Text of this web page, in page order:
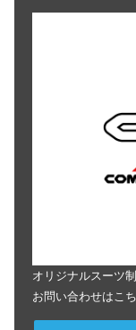
オリジナルスーツ
お問い合わせはこ